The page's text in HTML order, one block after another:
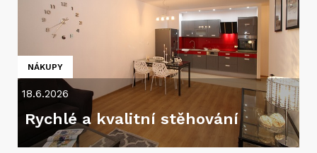
NÁKUPY
18.6.2026
Rychlé a kvalitní stěhování